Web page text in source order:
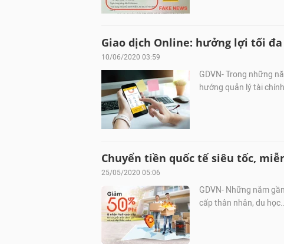
Giao dịch Online: hưởng lợi tối
10/06/2020 03:59
GDVN- Trong những
hướng quản lý tài
Chuyển tiền quốc tế siêu tốc,
25/05/2020 05:06
GDVN- Những năm
cấp thân nhân, du